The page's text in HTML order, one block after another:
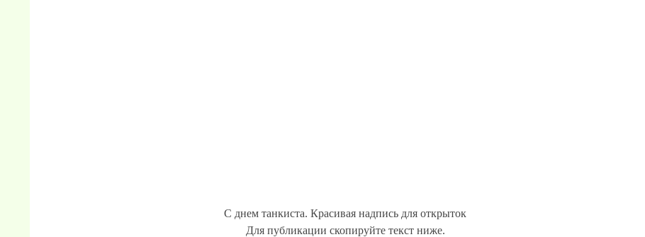
С днем танкиста. Красивая надпись для открыток
Для публикации скопируйте текст ниже.